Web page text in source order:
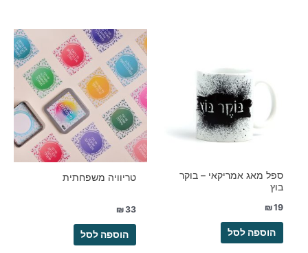
ספל מאג אמריקאי – בוקר
בוץ
₪19
הוספה לסל
טריוויה משפחתית
₪33
הוספה לסל